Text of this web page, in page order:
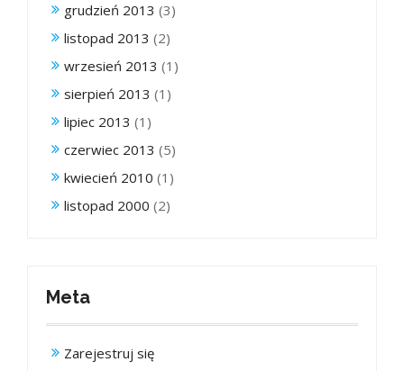
grudzień 2013 (3)
listopad 2013 (2)
wrzesień 2013 (1)
sierpień 2013 (1)
lipiec 2013 (1)
czerwiec 2013 (5)
kwiecień 2010 (1)
listopad 2000 (2)
Meta
Zarejestruj się